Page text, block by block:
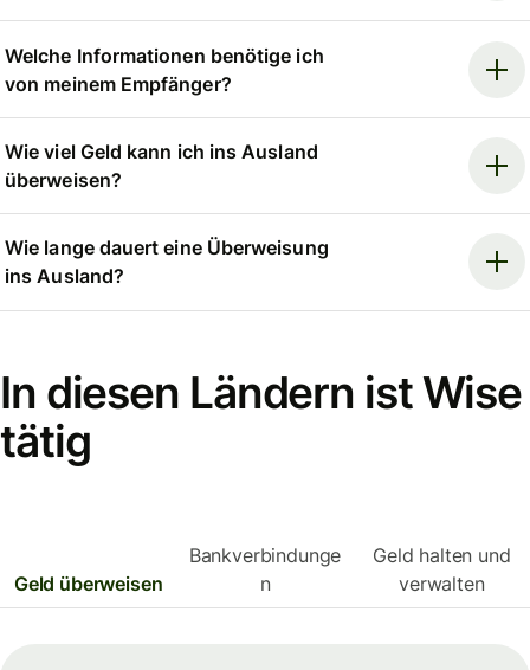
Welche Informationen benötige ich
von meinem Empfänger?
Wie viel Geld kann ich ins Ausland
überweisen?
Wie lange dauert eine Überweisung
ins Ausland?
In diesen Ländern ist Wise
tätig
Geld überweisen
Bankverbindunge
n
Geld halten und
verwalten